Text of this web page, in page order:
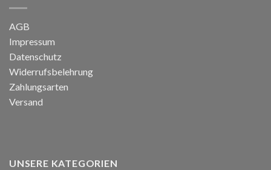
AGB
Impressum
Datenschutz
Widerrufsbelehrung
Zahlungsarten
Versand
UNSERE KATEGORIEN